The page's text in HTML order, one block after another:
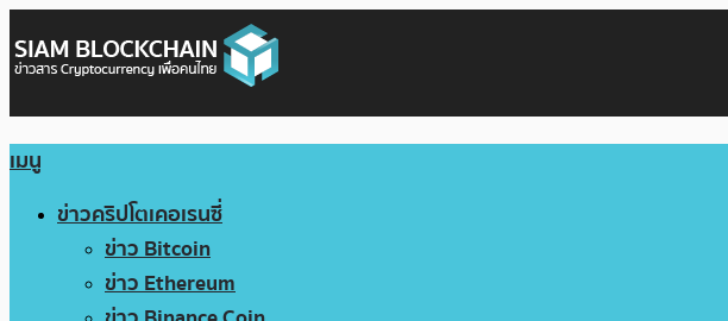
เมนู
ข่าวคริปโตเคอเรนซี่
ข่าว Bitcoin
ข่าว Ethereum